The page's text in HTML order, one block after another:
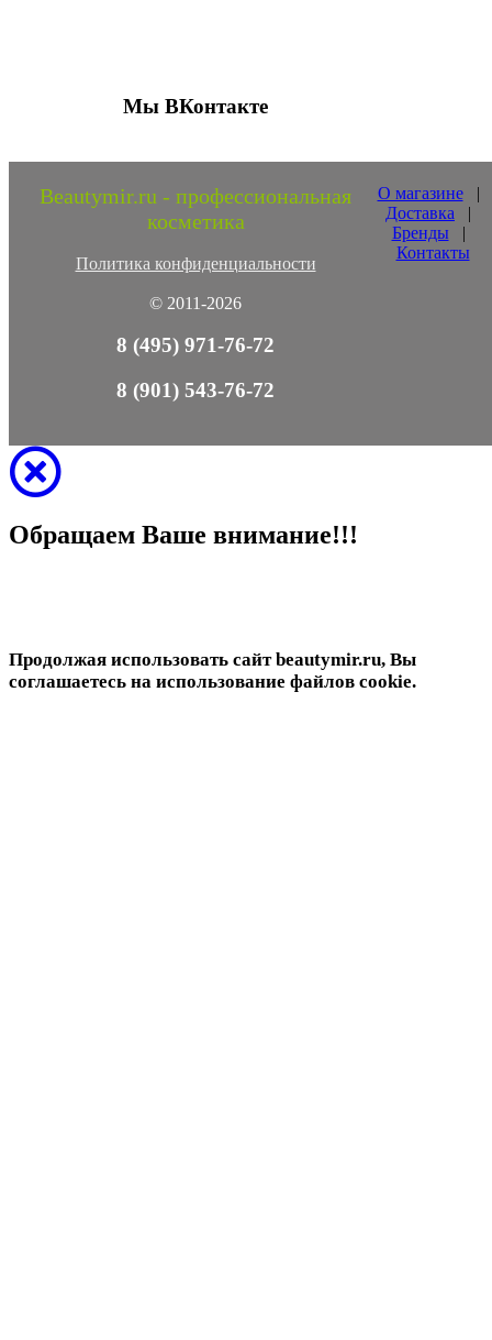
Мы ВКонтакте
Beautymir.ru - профессиональная
косметика
Политика конфиденциальности
© 2011-2026
О магазине|
Доставка |
Бренды |
Контакты
8 (495) 971-76-72
8 (901) 543-76-72
Обращаем Ваше внимание!!!
Продолжая использовать сайт beautymir.ru, Вы
соглашаетесь на использование файлов cookie.